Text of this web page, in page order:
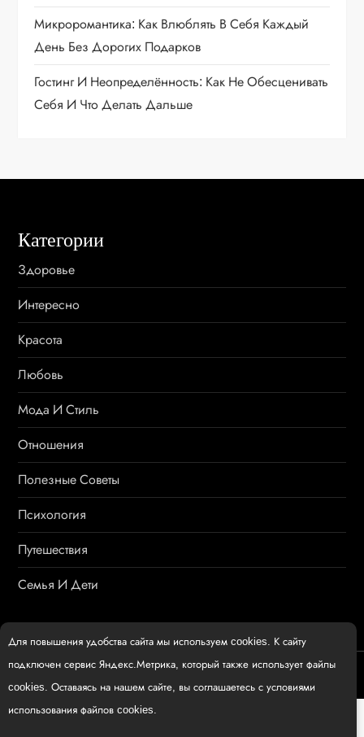
п
и
с
Микроромантика: Как Влюблять В Себя Каждый
День Без Дорогих Подарков
Гостинг И Неопределённость: Как Не Обесценивать
Себя И Что Делать Дальше
Категории
Здоровье
Интересно
Красота
Любовь
Мода И Стиль
Отношения
Полезные Советы
Психология
Путешествия
Семья И Дети
womenmir.ru
Для повышения удобства сайта мы используем cookies. К сайту
подключен сервис Яндекс.Метрика, который также использует файлы
cookies. Оставаясь на нашем сайте, вы соглашаетесь с условиями
использования файлов cookies.